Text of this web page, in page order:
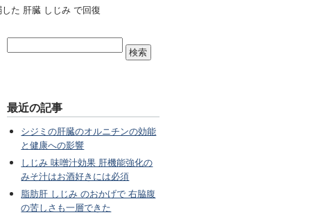
た 肝臓 しじみ で回復
最近の記事
シジミの肝臓のオルニチンの効能
と健康への影響
しじみ 味噌汁効果 肝機能強化の
みそ汁はお酒好きには必須
脂肪肝 しじみ のおかげで 右脇腹
の苦しさも一層できた